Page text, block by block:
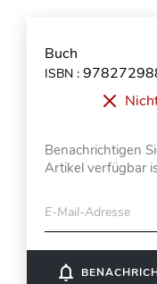
Buch
ISBN :
Benachrichtigen
Artikel verfügbar
E-Mail-Adresse
notifications_none